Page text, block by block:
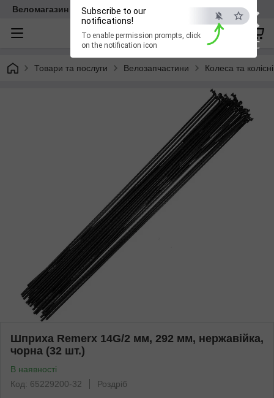
×
ESC
Subscribe to our
notifications!
To enable permission prompts, click
on the notification icon
Веломагазин EasyBike
Товари та послуги Велозапчастини Колеса та
Шприха Remerx 14G/2 мм, 292 мм, нержавійка,
чорна (32 шт.)
В наявності
Код: 65229200-32
Роздріб